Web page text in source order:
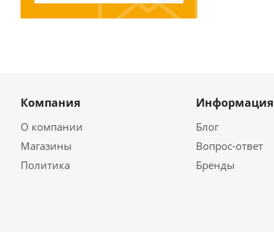
Компания
О компании
Магазины
Политика
Информация
Блог
Вопрос-ответ
Бренды